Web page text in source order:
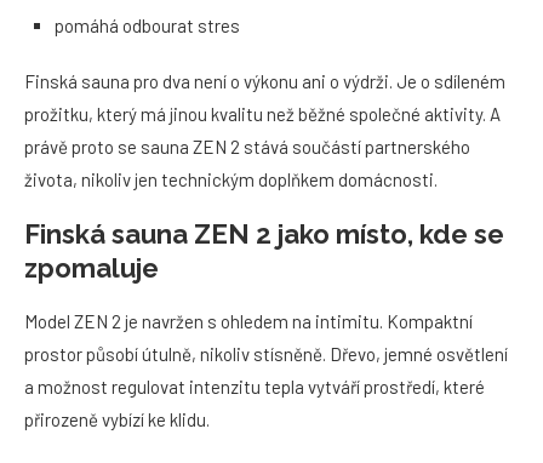
pomáhá odbourat stres
Finská sauna pro dva není o výkonu ani o výdrži. Je o sdíleném
prožitku, který má jinou kvalitu než běžné společné aktivity. A
právě proto se sauna ZEN 2 stává součástí partnerského
života, nikoliv jen technickým doplňkem domácnosti.
Finská sauna ZEN 2 jako místo, kde se
zpomaluje
Model ZEN 2 je navržen s ohledem na intimitu. Kompaktní
prostor působí útulně, nikoliv stísněně. Dřevo, jemné osvětlení
a možnost regulovat intenzitu tepla vytváří prostředí, které
přirozeně vybízí ke klidu.